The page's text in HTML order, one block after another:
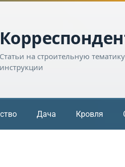
Статьи на строительную
инструкции
Дача Кровля